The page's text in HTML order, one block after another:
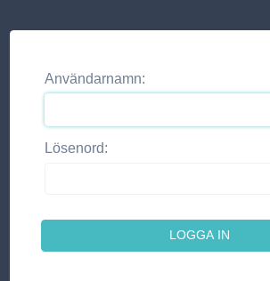
Användarnamn:
Lösenord: